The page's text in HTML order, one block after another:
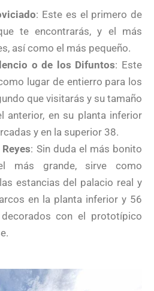
: Este es el primero de
te encontrarás, y el más
así como el más pequeño.
o de los Difuntos: Este
lugar de entierro para los
que visitarás y su tamaño
anterior, en su planta inferior
y en la superior 38.
: Sin duda el más bonito
más grande, sirve como
estancias del palacio real y
en la planta inferior y 56
con el prototípico